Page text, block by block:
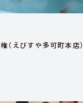
（えびすや多可町本店）